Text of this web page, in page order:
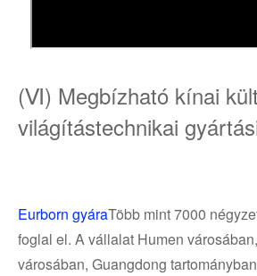
(Ⅵ) Megbízható kínai
világítástechnikai
Eurborn gyáraTöbb mint 7000
foglal el. A vállalat Humen
városában, Guangdong